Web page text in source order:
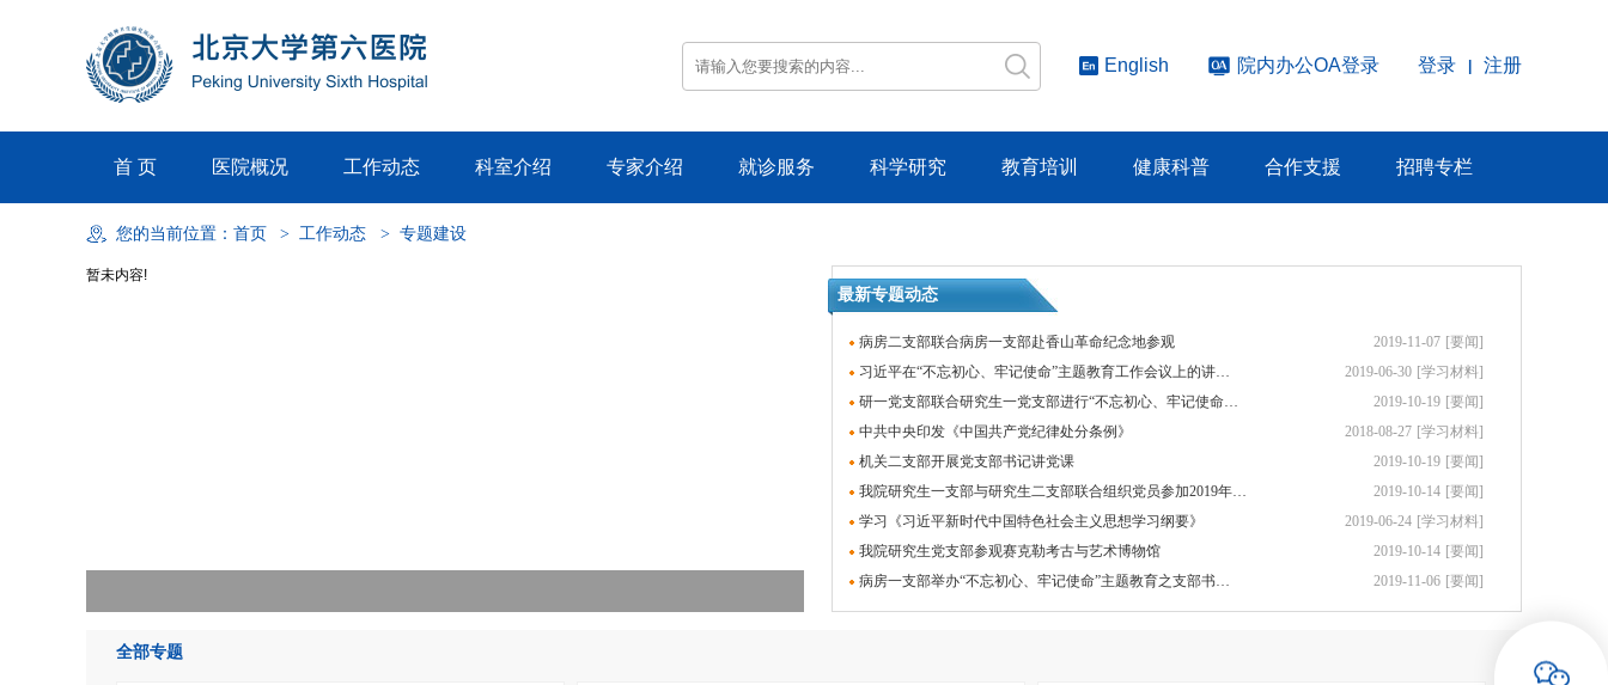
English 院内办公OA登录 登录 注册
首 页 医院概况 工作动态 科室介绍 专家介绍 就诊服务 科学研究 教育培训 健康科普 合作支援 招聘专栏
您的当前位置： 首页 > 工作动态 > 专题建设
暂未内容!
最新专题动态
[要闻]
病房二支部联合病房一支部赴香山革命纪念地参观
2019-11-07
[学习材料]
习近平在“不忘初心、牢记使命”主题教育工作会议上的讲…
2019-06-30
[要闻]
研一党支部联合研究生一党支部进行“不忘初心、牢记使命…
2019-10-19
[学习材料]
中共中央印发《中国共产党纪律处分条例》
2018-08-27
[要闻]
机关二支部开展党支部书记讲党课
2019-10-19
[要闻]
我院研究生一支部与研究生二支部联合组织党员参加2019年…
2019-10-14
[学习材料]
学习《习近平新时代中国特色社会主义思想学习纲要》
2019-06-24
[要闻]
我院研究生党支部参观赛克勒考古与艺术博物馆
2019-10-14
[要闻]
病房一支部举办“不忘初心、牢记使命”主题教育之支部书… 2019-11-06
全部专题